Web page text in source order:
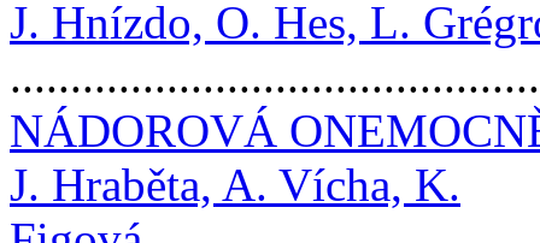
J. Hnízdo, O. Hes, L.
NÁDOROVÁ
J. Hraběta, A. Vícha, K.